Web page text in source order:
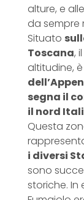
alture, e
da sempre
Situato
Toscana,
altitudine, è
segna il
il nord
Questa
i diversi
sono
storiche.